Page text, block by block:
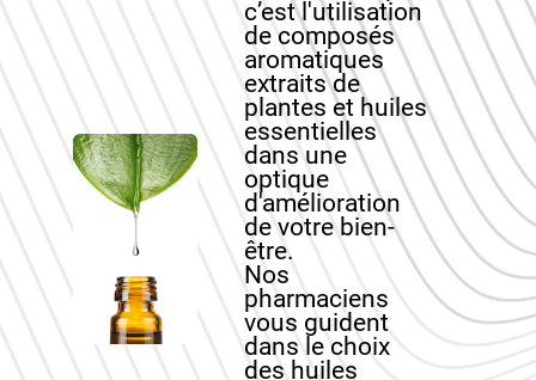
c’est l'utilisation
de composés
aromatiques
extraits de
plantes et huiles
essentielles
dans une
optique
d'amélioration
de votre bien-
être.
Nos
pharmaciens
vous guident
dans le choix
des huiles